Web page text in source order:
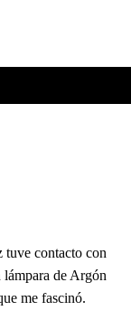
tuve contacto con
lámpara de Argón
me fascinó.